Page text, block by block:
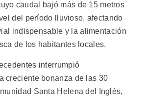
caudal bajó más de 15 metros
del período lluvioso, afectando
indispensable y la alimentación
de los habitantes locales.
interrumpió
creciente bonanza de las 30
Santa Helena del Inglés,